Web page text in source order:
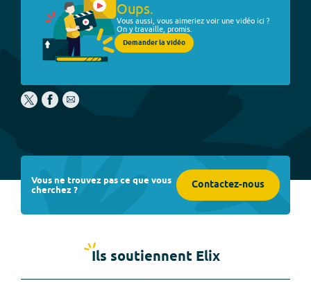
Oups.
Vous aussi, vous aimeriez voir une vidéo ici ?
On y travaille, promis.
Demander la vidéo
Vous ne trouvez pas ce que vous
cherchez ? Contactez-nous
Ils soutiennent Elix